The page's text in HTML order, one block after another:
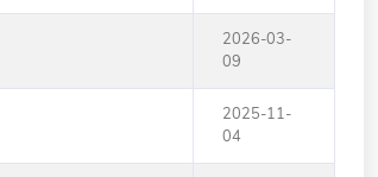
2026-03-
09
2025-11-
04